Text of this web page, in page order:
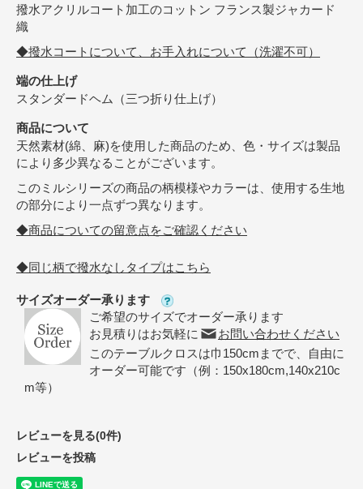
撥水アクリルコート加工のコットン フランス製ジャカード
織
◆撥水コートについて、お手入れについて（洗濯不可）
端の仕上げ
スタンダードヘム（三つ折り仕上げ）
商品について
天然素材(綿、麻)を使用した商品のため、色・サイズは製品
により多少異なることがございます。
このミルシリーズの商品の柄模様やカラーは、使用する生地
の部分により一点ずつ異なります。
◆商品についての留意点をご確認ください
◆同じ柄で撥水なしタイプはこちら
サイズオーダー承ります
ご希望のサイズでオーダー承ります
お見積りはお気軽に
お問い合わせください
このテーブルクロスは巾150cmまでで、自由に
オーダー可能です（例：150x180cm,140x210c
m等）
レビューを見る(0件)
レビューを投稿